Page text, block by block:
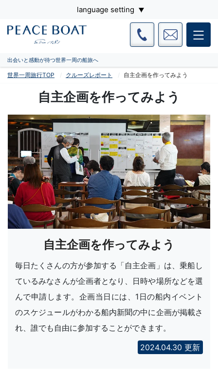
language setting
出会いと感動が待つ世界一周の船旅へ
世界一周旅行TOP クルーズレポート 自主企画を作ってみよう
自主企画を作ってみよう
自主企画を作ってみよう
毎日たくさんの方が参加する「自主企画」は、乗船し
ているみなさんが企画者となり、日時や場所などを選
んで申請します。企画当日には、1日の船内イベント
のスケジュールがわかる船内新聞の中に企画が掲載さ
れ、誰でも自由に参加することができます。
2024.04.30 更新